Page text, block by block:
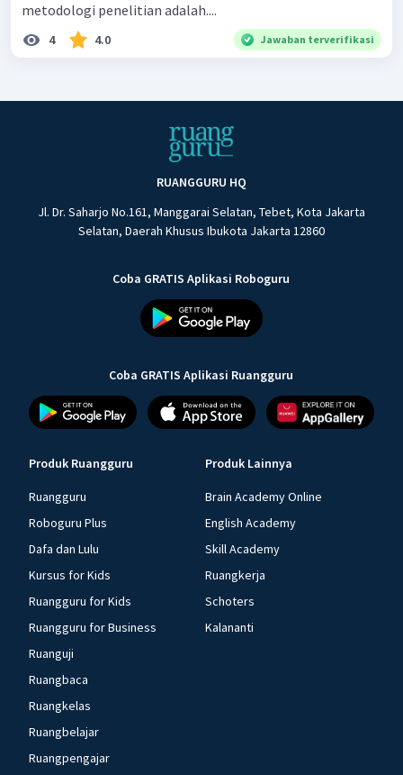
metodologi penelitian adalah....
4 4.0 Jawaban terverifikasi
RUANGGURU HQ
Jl. Dr. Saharjo No.161, Manggarai Selatan, Tebet, Kota Jakarta
Selatan, Daerah Khusus Ibukota Jakarta 12860
Coba GRATIS Aplikasi Roboguru
Coba GRATIS Aplikasi Ruangguru
Produk Ruangguru
Ruangguru
Roboguru Plus
Dafa dan Lulu
Kursus for Kids
Ruangguru for Kids
Ruangguru for Business
Ruanguji
Ruangbaca
Ruangkelas
Ruangbelajar
Ruangpengajar
Produk Lainnya
Brain Academy Online
English Academy
Skill Academy
Ruangkerja
Schoters
Kalananti